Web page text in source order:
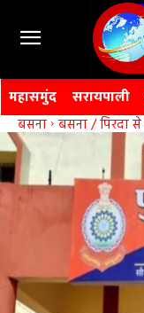
महासमुंद सरायपाली
बसना बसना / पिरदा से